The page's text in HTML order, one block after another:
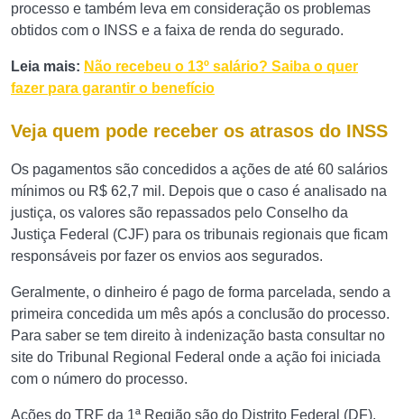
processo e também leva em consideração os problemas
obtidos com o INSS e a faixa de renda do segurado.
Leia mais: Não recebeu o 13º salário? Saiba o quer
fazer para garantir o benefício
Veja quem pode receber os atrasos do INSS
Os pagamentos são concedidos a ações de até 60 salários
mínimos ou R$ 62,7 mil. Depois que o caso é analisado na
justiça, os valores são repassados pelo Conselho da
Justiça Federal (CJF) para os tribunais regionais que ficam
responsáveis por fazer os envios aos segurados.
Geralmente, o dinheiro é pago de forma parcelada, sendo a
primeira concedida um mês após a conclusão do processo.
Para saber se tem direito à indenização basta consultar no
site do Tribunal Regional Federal onde a ação foi iniciada
com o número do processo.
Ações do TRF da 1ª Região são do Distrito Federal (DF),